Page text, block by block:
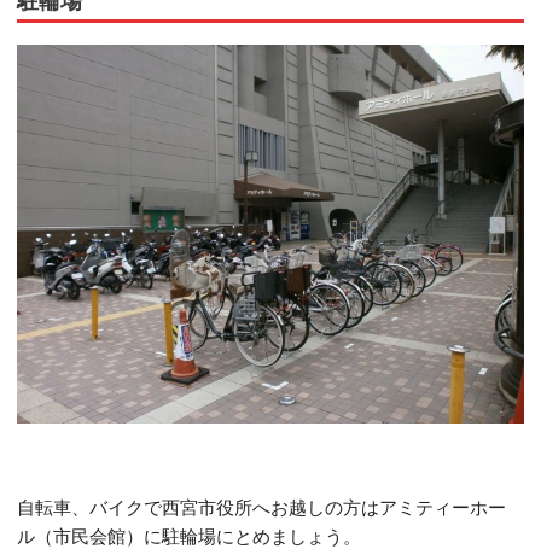
自転車、バイクで西宮市役所へお越しの方はアミティーホー
ル（市民会館）に駐輪場にとめましょう。